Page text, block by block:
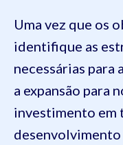
Uma vez que os
identifique as
necessárias para
a expansão para
investimento em